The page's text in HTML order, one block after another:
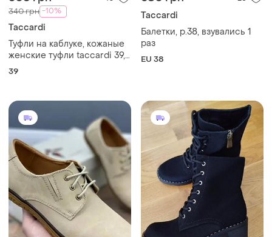
340 грн -10%
Taccardi
Туфли на каблуке, кожаные
женские туфли taccardi 39,
туфли-лодочки, туфли на
39
Taccardi
Балетки, p.38, взувались 1
раз
EU 38